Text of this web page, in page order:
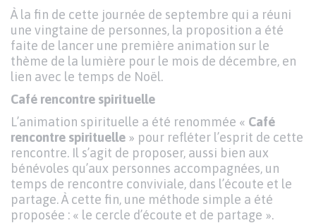
À la fin de cette journée de septembre qui a réuni
une vingtaine de personnes, la proposition a été
faite de lancer une première animation sur le
thème de la lumière pour le mois de décembre, en
lien avec le temps de Noël.
Café rencontre spirituelle
L’animation spirituelle a été renommée « Café
rencontre spirituelle » pour refléter l’esprit de cette
rencontre. Il s’agit de proposer, aussi bien aux
bénévoles qu’aux personnes accompagnées, un
temps de rencontre conviviale, dans l’écoute et le
partage. À cette fin, une méthode simple a été
proposée : « le cercle d’écoute et de partage ».